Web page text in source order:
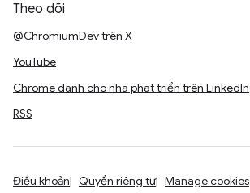
Theo dõi
@ChromiumDev trên X
YouTube
Chrome dành cho nhà phát triển trên LinkedIn
RSS
Điều khoản Quyền riêng tư Manage cookies